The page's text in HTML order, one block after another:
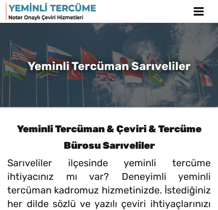
Yeminli Tercüman Sarıveliler
Yeminli Tercüman & Çeviri & Tercüme
Bürosu Sarıveliler
Sarıveliler ilçesinde yeminli tercüme
ihtiyacınız mı var? Deneyimli yeminli
tercüman kadromuz hizmetinizde. İstediğiniz
her dilde sözlü ve yazılı çeviri ihtiyaçlarınızı